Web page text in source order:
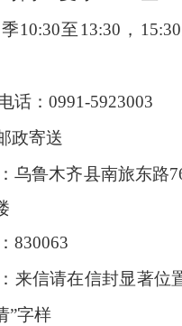
10:30至13:30 ， 15:30
话： 0991-5923003
政寄送
乌鲁木齐县南旅东路
830063
来信请在信封显著位
”字样